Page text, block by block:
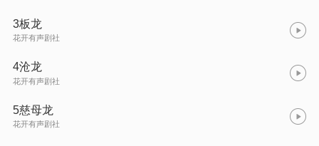
3板龙
花开有声剧社
4沧龙
花开有声剧社
5慈母龙
花开有声剧社